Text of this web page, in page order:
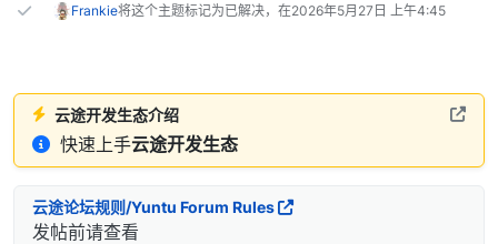
Frankie将这个主题标记为已解决，在2026年5月27日 上午4:45
云途开发生态介绍
快速上手云途开发生态
云途论坛规则/Yuntu Forum Rules
发帖前请查看